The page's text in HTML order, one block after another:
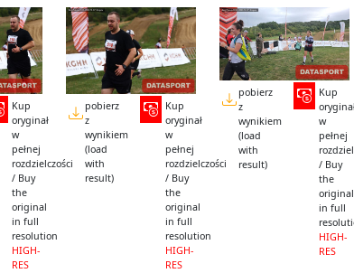
Kup
oryginał
w
pełnej
rozdzielczości
/ Buy
the
original
in full
resolution
HIGH-
RES
pobierz
z
wynikiem
(load
with
result)
Kup
oryginał
w
pełnej
rozdzielczości
/ Buy
the
original
in full
resolution
HIGH-
RES
pobierz
z
wynikiem
(load
with
result)
Kup
w
pełnej
/ Buy
the
original
in full
HIGH-
RES